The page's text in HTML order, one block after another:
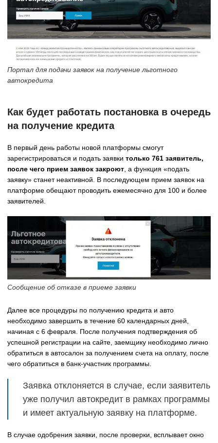
Портал для подачи заявок на получение льготного
автокредита
Как будет работать постановка в очередь
на получение кредита
В первый день работы новой платформы смогут
зарегистрироваться и подать заявки только 761 заявитель,
после чего прием заявок закроют, а функция «подать
заявку» станет неактивной. В последующем прием заявок на
платформе обещают проводить ежемесячно для 100 и более
заявителей.
Сообщение об отказе в приеме заявки
Далее все процедуры по получению кредита и авто
необходимо завершить в течение 60 календарных дней,
начиная с 6 февраля. После получения подтверждения об
успешной регистрации на сайте, заемщику необходимо лично
обратиться в автосалон за получением счета на оплату, после
чего обратиться в банк-участник программы.
Заявка отклоняется в случае, если заявитель
уже получил автокредит в рамках программы
и имеет актуальную заявку на платформе.
В случае одобрения заявки, после проверки, всплывает окно